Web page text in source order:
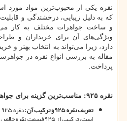
نقره یکی از محبوبترین مواد مورد
که به دلیل زیبایی، درخشندگی و
و ساخت جواهرات مختلف به کار
ویژگیهای آن برای خریداران و
دارد، زیرا میتواند به انتخاب بهتر و
مقاله به بررسی انواع نقره در
پرداخت.
نقره ۹۲۵: مناسبترین گزینه برای
تعریف نقره۹۲۵و ترکیب آن: